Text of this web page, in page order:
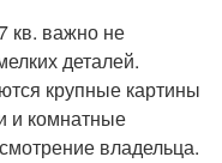
кв. важно не
деталей.
крупные картины
и комнатные
владельца.